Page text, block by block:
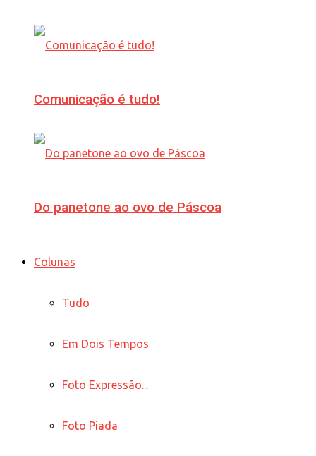
Comunicação é tudo!
Do panetone ao ovo de Páscoa
Colunas
Tudo
Em Dois Tempos
Foto Expressão...
Foto Piada